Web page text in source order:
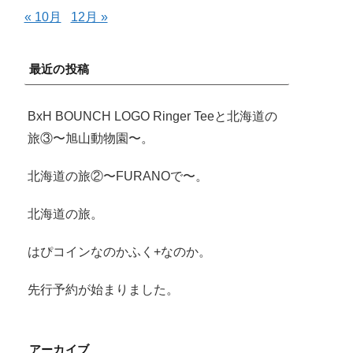
« 10月 12月 »
最近の投稿
BxH BOUNCH LOGO Ringer Teeと北海道の
旅③〜旭山動物園〜。
北海道の旅②〜FURANOで〜。
北海道の旅。
はぴコインなのかふく+なのか。
先行予約が始まりました。
アーカイブ